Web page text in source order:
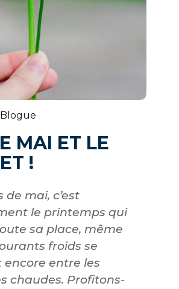
Blogue
MAI ET LE
!
de mai, c’est
le printemps qui
sa place, même
froids se
encore entre les
chaudes. Profitons-